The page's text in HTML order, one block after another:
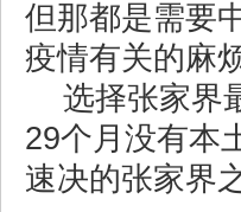
但那都是需要
疫情有关的麻
选择张家界
29个月没有本
速决的张家界